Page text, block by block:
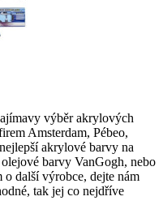
výběr akrylových
Amsterdam, Pébeo,
akrylové barvy na
barvy VanGogh, nebo
další výrobce, dejte nám
tak jej co nejdříve